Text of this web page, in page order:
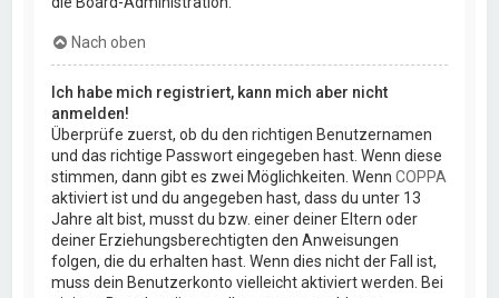
Nach oben
Ich habe mich registriert, kann mich aber nicht
anmelden!
Überprüfe zuerst, ob du den richtigen Benutzernamen
und das richtige Passwort eingegeben hast. Wenn diese
stimmen, dann gibt es zwei Möglichkeiten. WennCOPPA
aktiviert ist und du angegeben hast, dass du unter 13
Jahre alt bist, musst du bzw. einer deiner Eltern oder
deiner Erziehungsberechtigten den Anweisungen
folgen, die du erhalten hast. Wenn dies nicht der Fall ist,
muss dein Benutzerkonto vielleicht aktiviert werden. Bei